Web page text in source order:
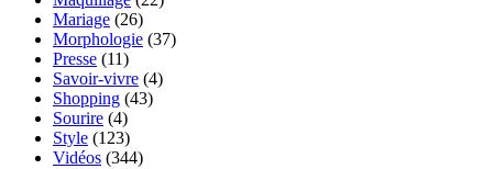
Mariage (26)
Morphologie (37)
Presse (11)
Savoir-vivre (4)
Shopping (43)
Sourire (4)
Style (123)
Vidéos (344)